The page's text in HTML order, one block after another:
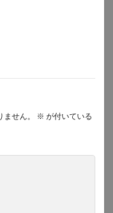
せん。 ※ が付いている